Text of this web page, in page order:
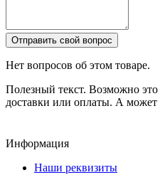
Отправить свой вопрос
Нет вопросов об этом товаре.
Полезный текст. Возможно это
доставки или оплаты. А может
Информация
Наши реквизиты